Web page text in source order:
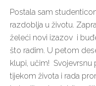
Postala sam
razdoblja u životu.
želeći novi izazov i
što radim. U petom
klupi, učim! Svojevrsnu
tijekom života i rada